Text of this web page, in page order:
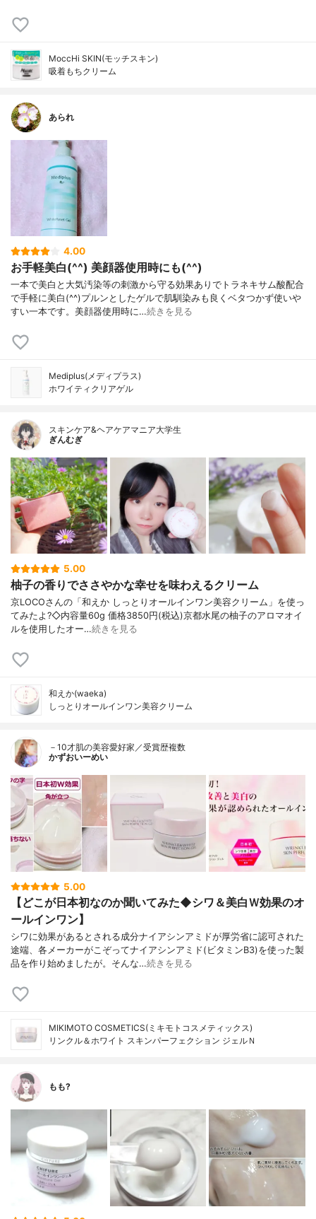
MoccHi SKIN(モッチスキン)
吸着もちクリーム
あられ
4.00
お手軽美白(^^) 美顔器使用時にも(^^)
一本で美白と大気汚染等の刺激から守る効果ありでトラネキサム酸配合
で手軽に美白(^^)プルンとしたゲルで肌馴染みも良くベタつかず使いや
すい一本です。美顔器使用時に…続きを見る
Mediplus(メディプラス)
ホワイティクリアゲル
スキンケア&ヘアケアマニア大学生
ぎんむぎ
5.00
柚子の香りでささやかな幸せを味わえるクリーム
京LOCOさんの「和えか しっとりオールインワン美容クリーム」を使っ
てみたよ?◇内容量60g 価格3850円(税込)京都水尾の柚子のアロマオイ
ルを使用したオー…続きを見る
和えか(waeka)
しっとりオールインワン美容クリーム
－10才肌の美容愛好家／受賞歴複数
かずおいーめい
5.00
【どこが日本初なのか聞いてみた◆シワ＆美白Ｗ効果のオ
ールインワン】
シワに効果があるとされる成分ナイアシンアミドが厚労省に認可された
途端、各メーカーがこぞってナイアシンアミド(ビタミンB3)を使った製
品を作り始めましたが。そんな…続きを見る
MIKIMOTO COSMETICS(ミキモトコスメティックス)
リンクル＆ホワイト スキンパーフェクション ジェルＮ
もも?